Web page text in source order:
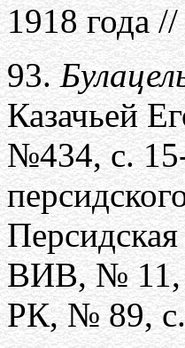
1918 года
93.
Казачьей
№434, с.
ВИВ, № 11,
РК, № 89,